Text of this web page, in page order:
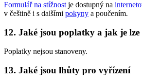
Formulář na stížnost je dostupný na
v češtině i s dalšími pokyny a poučením.
12. Jaké jsou poplatky a jak je
Poplatky nejsou stanoveny.
13. Jaké jsou lhůty pro vyřízení